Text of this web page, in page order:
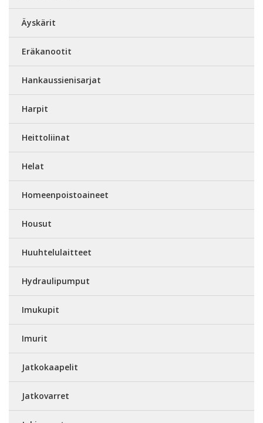
Äyskärit
Eräkanootit
Hankaussienisarjat
Harpit
Heittoliinat
Helat
Homeenpoistoaineet
Housut
Huuhtelulaitteet
Hydraulipumput
Imukupit
Imurit
Jatkokaapelit
Jatkovarret